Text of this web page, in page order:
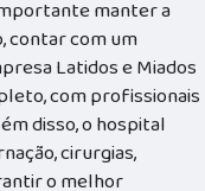
manter a
contar com um
Latidos e Miados
com profissionais
disso, o hospital
cirurgias,
o melhor